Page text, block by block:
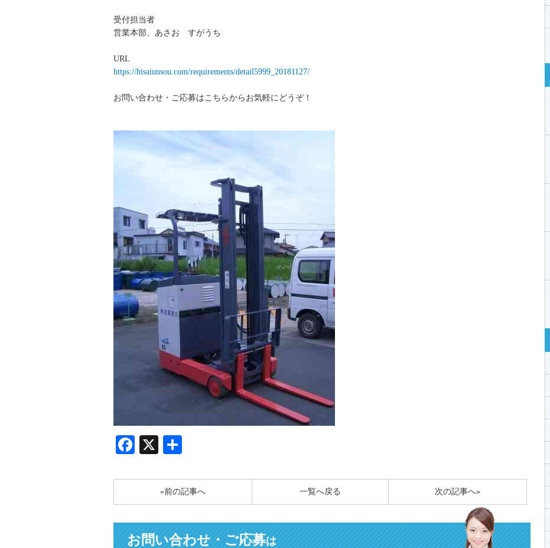
受付担当者
営業本部、あさお すがうち
URL
https://hisaiunsou.com/requirements/detail5999_20181127/
お問い合わせ・ご応募はこちらからお気軽にどうぞ！
Facebook
X
«前の記事へ 次の記事へ»
一覧へ戻る
お問い合わせ・ご応募は